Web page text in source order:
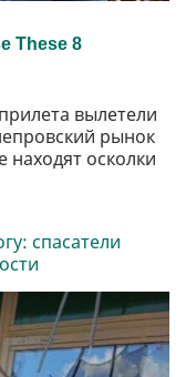
вылетели
рынок
осколки
спасатели